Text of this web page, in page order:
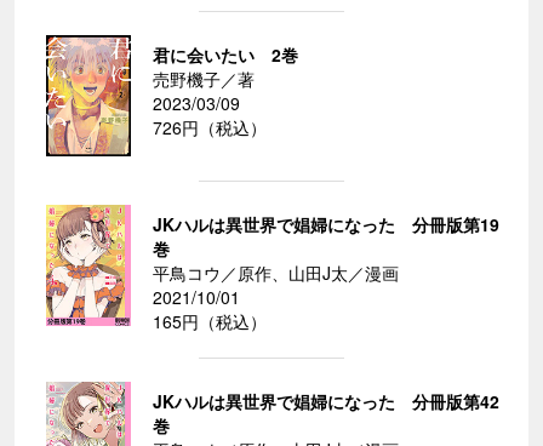
君に会いたい 2巻
売野機子／著
2023/03/09
726円（税込）
JKハルは異世界で娼婦になった 分冊版第19
巻
平鳥コウ／原作、山田J太／漫画
2021/10/01
165円（税込）
JKハルは異世界で娼婦になった 分冊版第42
巻